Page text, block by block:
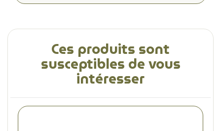
Ces produits sont
susceptibles de vous
intéresser